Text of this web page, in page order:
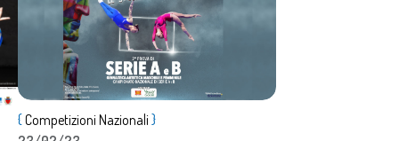
Dettagli
{Competizioni Nazionali }